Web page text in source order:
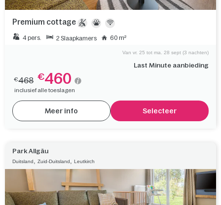
Premium cottage
4 pers. 2 Slaapkamers 60 m²
Last Minute aanbieding
Van vr. 25 tot ma. 28 sept (3 nachten)
€468 €460
inclusief alle toeslagen
Meer info Selecteer
Park Allgäu
Duitsland Zuid-Duitsland Leutkirch